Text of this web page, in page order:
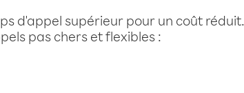
d'appel supérieur pour un coût
pas chers et flexibles :